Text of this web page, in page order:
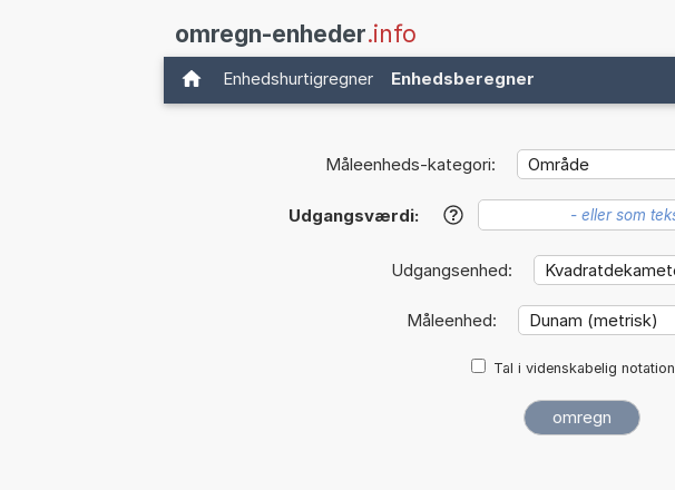
omregn-enheder.info
Enhedshurtigregner Enhedsberegner
Måleenheds-kategori:
Udgangsværdi: ?
Udgangsenhed:
Måleenhed:
Tal i videnskabelig notation